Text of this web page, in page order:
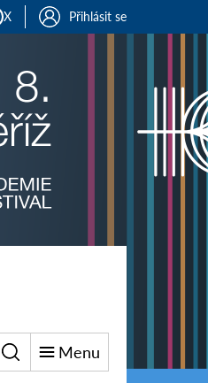
X Přihlásit se
Menu